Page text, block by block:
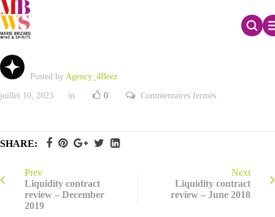
Liquidity contract review – December 2020
Posted by Agency_4Beez
juillet 10, 2023 in 0 Commentaires ferméssur
SHARE:
Prev
Liquidity contract
review – December
2019
Next
Liquidity contract
review – June 2018